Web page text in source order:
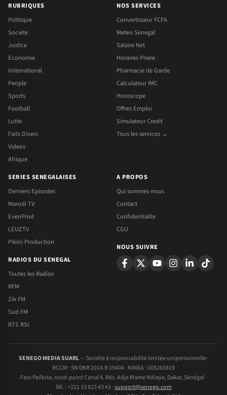
RUBRIQUES
Politique
Societe
Justice
Economie
International
People
Sports
Football
Lutte
Faits Divers
Videos
Afrique
NOS SERVICES
Convertisseur FCFA
Meteo Senegal
Salaire Net
Horaires Priere
Pharmacie de Garde
Calculateur IMC
Horoscope
Offres Emploi
Simulateur Credit
Tous les services →
SERIES SENEGALAISES
Derniers Episodes
Marodi TV
EvenProd
LEUZTV
Pikini Production
RADIOS DU SENEGAL
Toutes les Radios
RFM
Zik FM
Sud FM
RTS RSI
A PROPOS
Qui sommes-nous
Contact
Confidentialite
CGU
NOUS SUIVRE
SENEGO MEDIA SUARL— Société à responsabilité limitée unipersonnelle ·
RCCM : SN DKR 2014.B 19404 · NINEA : 005263819
Fass Paillote, rond-point Canal 4, Rés. Adja Mame Ndiaye, Dakar, Sénégal ·
Tél. : +221 33 823 43 43 ·support@senego.com